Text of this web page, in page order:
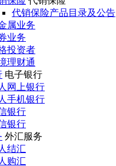
代销保险产品目录及公告
属业务
业务
投资者
理财通
电子银行
网上银行
手机银行
银行
银行
外汇服务
结汇
购汇